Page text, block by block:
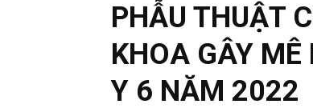
PHẪU THUẬT
KHOA GÂY MÊ
Y 6 NĂM 2022